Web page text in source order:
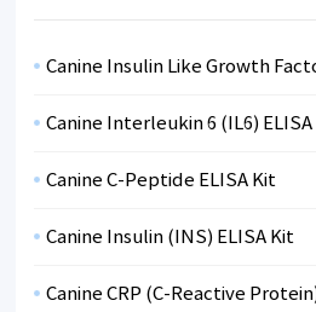
Canine Interleukin 6 (IL6) ELISA
Canine C-Peptide ELISA Kit
Canine Insulin (INS) ELISA Kit
Canine CRP (C-Reactive